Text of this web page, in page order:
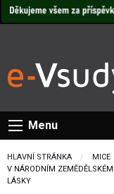
Menu
HLAVNÍ STRÁNKA
MICE
CURRENT:
V NÁRODNÍM
LÁSKY